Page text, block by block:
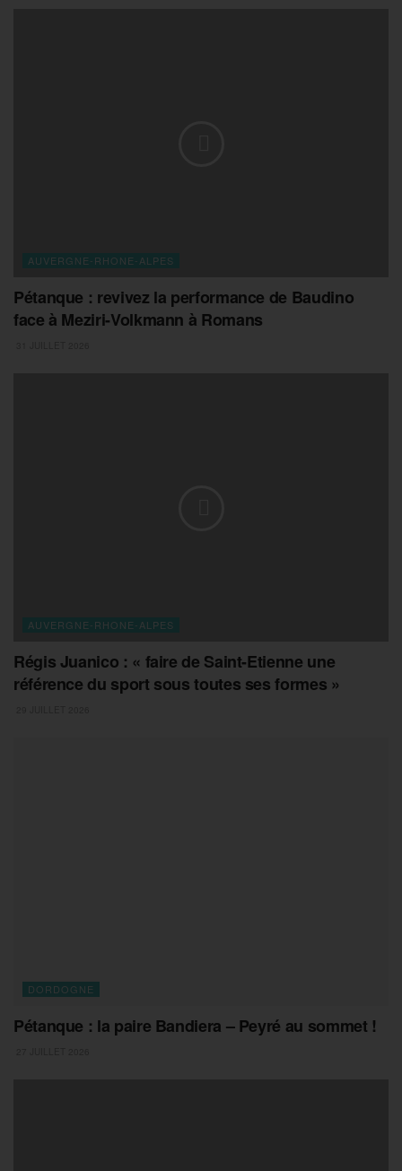
AUVERGNE-RHONE-ALPES
Pétanque : revivez la performance de Baudino
face à Meziri-Volkmann à Romans
AUVERGNE-RHONE-ALPES
Régis Juanico : « faire de Saint-Etienne une
référence du sport sous toutes ses formes »
DORDOGNE
Pétanque : la paire Bandiera – Peyré au sommet !